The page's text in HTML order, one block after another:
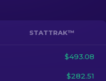
STATTRAK™
$493.08
$282.51